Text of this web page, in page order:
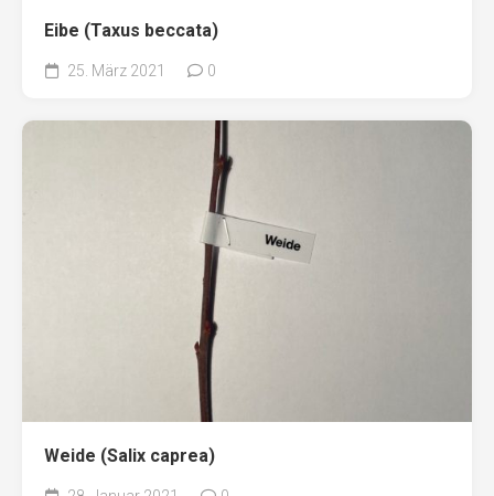
Eibe (Taxus beccata)
25. März 2021 0
Weide (Salix caprea)